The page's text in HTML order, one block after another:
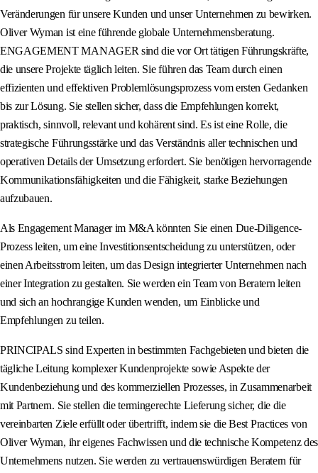
Veränderungen für unsere Kunden und unser Unternehmen zu bewirken.
Oliver Wyman ist eine führende globale Unternehmensberatung.
ENGAGEMENT MANAGER sind die vor Ort tätigen Führungskräfte,
die unsere Projekte täglich leiten. Sie führen das Team durch einen
effizienten und effektiven Problemlösungsprozess vom ersten Gedanken
bis zur Lösung. Sie stellen sicher, dass die Empfehlungen korrekt,
praktisch, sinnvoll, relevant und kohärent sind. Es ist eine Rolle, die
strategische Führungsstärke und das Verständnis aller technischen und
operativen Details der Umsetzung erfordert. Sie benötigen hervorragende
Kommunikationsfähigkeiten und die Fähigkeit, starke Beziehungen
aufzubauen.
Als Engagement Manager im M&A könnten Sie einen Due-Diligence-
Prozess leiten, um eine Investitionsentscheidung zu unterstützen, oder
einen Arbeitsstrom leiten, um das Design integrierter Unternehmen nach
einer Integration zu gestalten. Sie werden ein Team von Beratern leiten
und sich an hochrangige Kunden wenden, um Einblicke und
Empfehlungen zu teilen.
PRINCIPALS sind Experten in bestimmten Fachgebieten und bieten die
tägliche Leitung komplexer Kundenprojekte sowie Aspekte der
Kundenbeziehung und des kommerziellen Prozesses, in Zusammenarbeit
mit Partnern. Sie stellen die termingerechte Lieferung sicher, die die
vereinbarten Ziele erfüllt oder übertrifft, indem sie die Best Practices von
Oliver Wyman, ihr eigenes Fachwissen und die technische Kompetenz des
Unternehmens nutzen. Sie werden zu vertrauenswürdigen Beratern für